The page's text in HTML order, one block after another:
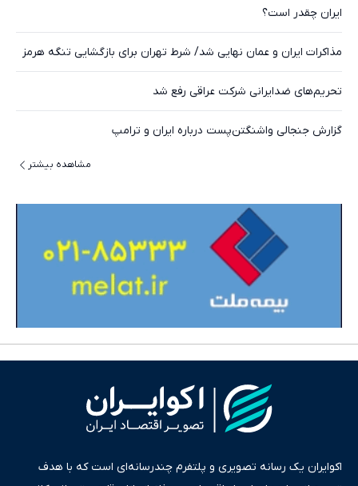
ایران چقدر است؟
مذاکرات ایران و عمان نهایی شد/ شرط تهران برای بازگشایی تنگه هرمز
تحریم‌های ضدایرانی شرکت عراقی رفع شد
گزارش جنجالی واشنگتن‌پست درباره ایران و ترامپ
مشاهده بیشتر
اکوایران یک رسانه تصویری و پلتفرم چندرسانه‌ای است که با هدف